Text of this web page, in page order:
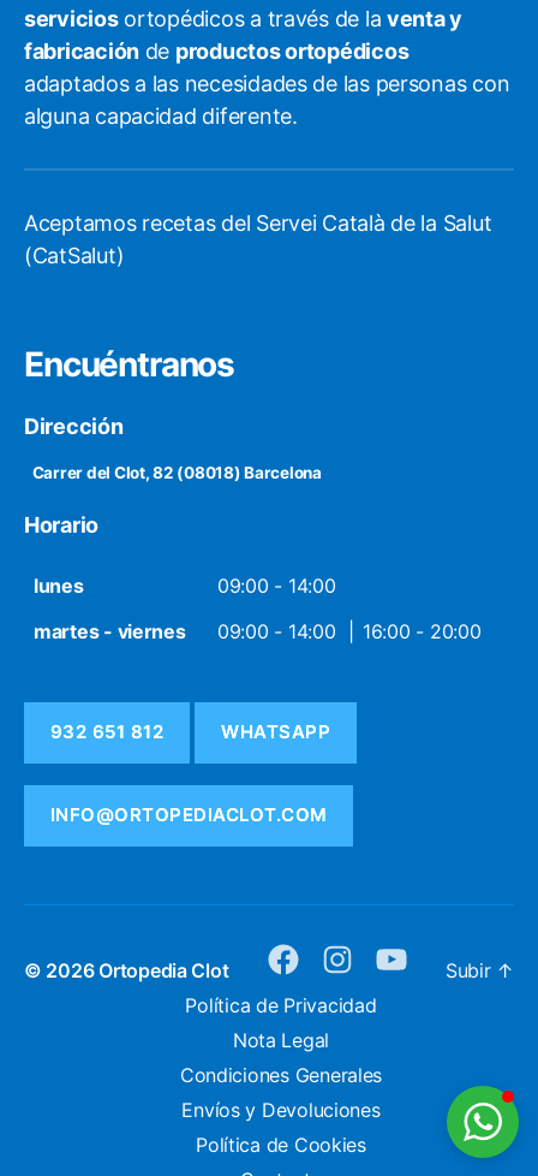
serviciosortopédicos a través de laventa y
fabricación de productos ortopédicos
adaptados a las necesidades de las personas con
alguna capacidad diferente.
Aceptamos recetas del Servei Català de la Salut
(CatSalut)
Encuéntranos
Dirección
Carrer del Clot, 82 (08018) Barcelona
Horario
lunes
09:00 - 14:00
martes - viernes
09:00 - 14:00 16:00 - 20:00
932 651 812 WHATSAPP
INFO@ORTOPEDIACLOT.COM
© 2026Ortopedia Clot facebookinstagramyoutubeSubir ↑
Política de Privacidad
Nota Legal
Condiciones Generales
Envíos y Devoluciones
Política de Cookies